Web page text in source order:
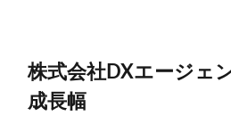
株式会社DXエージェ
成長幅